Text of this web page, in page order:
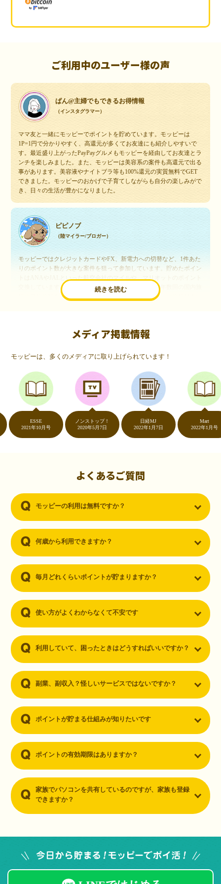
ご利用中のユーザー様の声
ぱん@主婦でもできるお得情報
（インスタグラマー）
ママ友と一緒にモッピーでポイントを貯めています。モッピーは
1P=1円で分かりやすく、高還元が多くてお友達にも紹介しやすいで
す。最近盛り上がったPayPayグルメもモッピーを経由してお友達とラ
ンチを楽しみました。また、モッピーは美容系の案件も高還元で出る
事があります。美容液やナイトブラ等も100%還元の実質無料でGET
できました。モッピーのおかげで子育てしながらも自分の楽しみがで
き、日々の生活が豊かになりました。
続きを読む
ピピノブ
（陸マイラー/ブロガー）
モッピーではクレジットカードやFX、新電力への切替など、1件あた
りのポイント数が大きな案件を狙って参加しています。貯めたポイン
交換しています。このようにすることで、ほぼ無料で年数回の国内旅
行や海外旅行を実現しています。モッピーは陸マイラーや旅行好きに
いつものネットショッピングが、モッピーでお得
（20代・女性）
友達に勧められてモッピーをはじめました。空いた時間にスマホで買
い物をすることが多いのですが、モッピーを経由するだけでショップ
のポイントとモッピーのポイントが二重で貯まることを知り、ビック
リ…！いつものネットショッピングをモッピーを経由するだけでポイ
ントが貯まるなんて…もっと早く教えてほしかった～！貯まったポイ
ントはギフト券に交換して、プチ贅沢を楽しんでます♪
（30代・男性）
ーを知りました。クレジットカードを発行するだけでポイントが貯ま
るならと無料登録して、クレジットカードの発行やアプリダウンロー
メディア掲載情報
モッピーは、多くのメディアに取り上げられています！
2021年10月号
ノンストップ！
2020年5月7日
日経MJ
2022年1月7日
2022年1月号
よくあるご質問
モッピーの利用は無料ですか？
何歳から利用できますか？
毎月どれくらいポイントが貯まりますか？
使い方がよくわからなくて不安です
利用していて、困ったときはどうすればいいですか？
副業、副収入？怪しいサービスではないですか？
ポイントが貯まる仕組みが知りたいです
ポイントの有効期限はありますか？
家族でパソコンを共有しているのですが、家族も登録
できますか？